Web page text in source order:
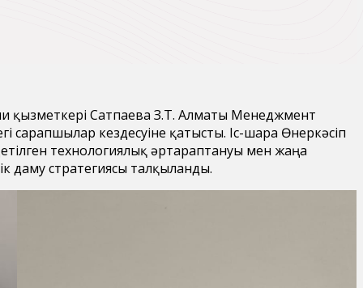
қызметкері Сатпаева З.Т. Алматы Менеджмент
сарапшылар кездесуіне қатысты. Іс-шара Өнеркәсіп
технологиялық әртараптануы мен жаңа
даму стратегиясы талқыланды.